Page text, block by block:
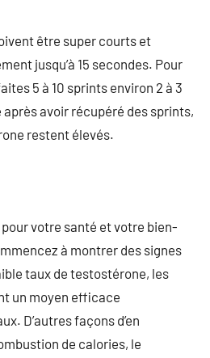
être super courts et
jusqu’à 15 secondes. Pour
5 à 10 sprints environ 2 à 3
avoir récupéré des sprints,
restent élevés.
votre santé et votre bien-
à montrer des signes
taux de testostérone, les
un moyen efficace
D’autres façons d’en
de calories, le